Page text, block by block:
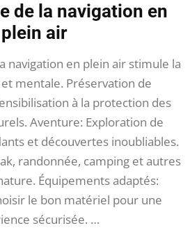
de la navigation en
plein air
navigation en plein air stimule la
mentale. Préservation de
à la protection des
Aventure: Exploration de
et découvertes inoubliables.
randonnée, camping et autres
Équipements adaptés:
le bon matériel pour une
sécurisée. …